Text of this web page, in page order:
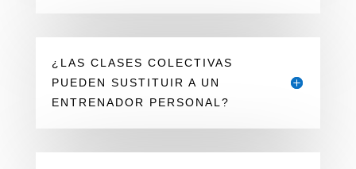
¿LAS CLASES COLECTIVAS
PUEDEN SUSTITUIR A UN
ENTRENADOR PERSONAL?